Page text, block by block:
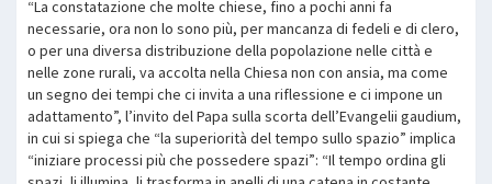
“La constatazione che molte chiese, fino a pochi anni fa
necessarie, ora non lo sono più, per mancanza di fedeli e di clero,
o per una diversa distribuzione della popolazione nelle città e
nelle zone rurali, va accolta nella Chiesa non con ansia, ma come
un segno dei tempi che ci invita a una riflessione e ci impone un
adattamento”, l’invito del Papa sulla scorta dell’Evangelii gaudium,
in cui si spiega che “la superiorità del tempo sullo spazio” implica
“iniziare processi più che possedere spazi”: “Il tempo ordina gli